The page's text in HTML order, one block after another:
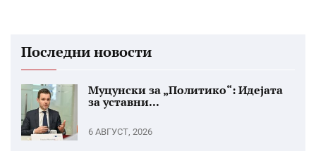
Последни новости
Муцунски за „Политико“: Идејата
за уставни...
6 АВГУСТ, 2026